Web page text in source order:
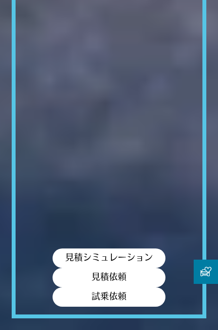
見積シミュレーション
見積依頼
試乗依頼